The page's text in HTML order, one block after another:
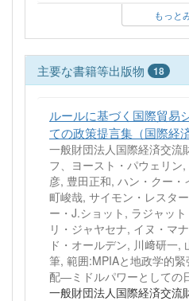
もっと
主要な書籍等出版物 18
ルールに基づく国際貿易
ての政策提言集（国際経
一般財団法人国際経済交流
フ、ヨースト・パウェリン
彦, 豊田正和, ハン・クー
町峻哉, サイモン・レスタ
ー・J.ショット, ラジャッ
リ・ジャヤセナ, イヌ・マ
ド・オールデン, 川﨑研一,
筆, 範囲:MPIAと地政学的
配―ミドルパワーとしての
一般財団法人国際経済交流